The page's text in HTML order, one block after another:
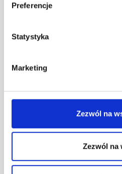
Preferencje
Statystyka
Marketing
Zezwól na
Zezwól na
JAK